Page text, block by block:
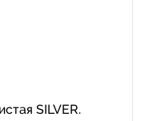
SILVER.